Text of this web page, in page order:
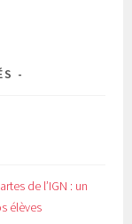
de l’IGN : un
élèves